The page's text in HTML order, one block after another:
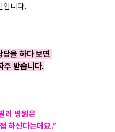
입니다.
담을 하다 보면
주 받습니다.
러 병원은
하신다는데요.”